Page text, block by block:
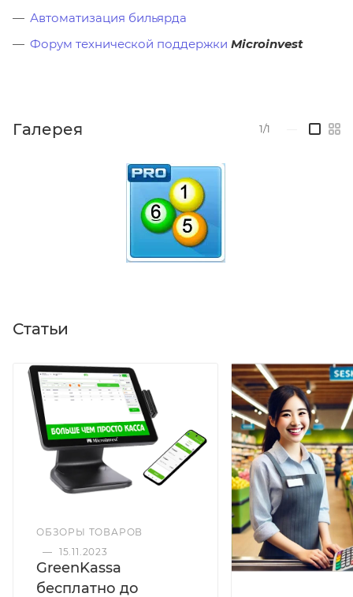
Автоматизация бильярда
Форум технической поддержки Microinvest
Галерея 1/1
Статьи
ОБЗОРЫ ТОВАРОВ
— 15.11.2023
GreenKassa
бесплатно до